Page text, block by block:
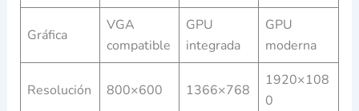
Gráfica
VGA
compatible
GPU
integrada
GPU
moderna
Resolución 800×600 1366×768
1920×108
0